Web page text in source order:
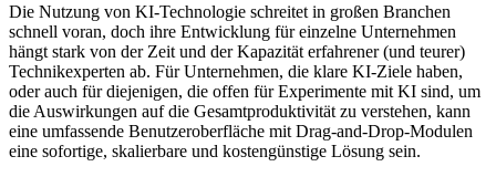
Die Nutzung von KI-Technologie schreitet in großen Branchen
schnell voran, doch ihre Entwicklung für einzelne Unternehmen
hängt stark von der Zeit und der Kapazität erfahrener (und teurer)
Technikexperten ab. Für Unternehmen, die klare KI-Ziele haben,
oder auch für diejenigen, die offen für Experimente mit KI sind, um
die Auswirkungen auf die Gesamtproduktivität zu verstehen, kann
eine umfassende Benutzeroberfläche mit Drag-and-Drop-Modulen
eine sofortige, skalierbare und kostengünstige Lösung sein.